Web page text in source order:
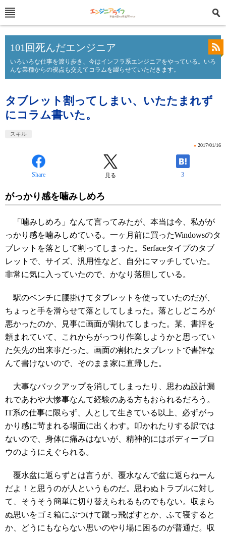
101回死んだエンジニア
いろいろな仕事を渡り歩き、今はインフラ系エンジニアをやっている。いろ
んな業種からの視点も交えてコラムを綴らせていただきます。
タブレット割ってしまい、いたたまれず
にコラム書いた。
スキル
» 2017/01/16
Share 見る 3
がっかり感を噛みしめろ
「噛みしめろ」なんて言ってみたが、本当は今、私がが
っかり感を噛みしめている。一ヶ月前に買ったWindowsのタ
ブレットを落として割ってしまった。Serfaceタイプのタブ
レットで、サイズ、汎用性など、自分にマッチしていた。
非常に気に入っていたので、かなり落胆している。
駅のベンチに腰掛けてタブレットを使っていたのだが、
ちょっと手を滑らせて落としてしまった。落としどころが
悪かったのか、見事に画面が割れてしまった。某、書評を
頼まれていて、これからがっつり作業しようかと思ってい
た矢先の出来事だった。画面の割れたタブレットで書評な
んて書けないので、そのまま家に直帰した。
大事なバックアップを消してしまったり、思わぬ設計漏
れであわや大惨事なんて経験のある方もおられるだろう。
IT系の仕事に限らず、人として生きている以上、必ずがっ
かり感に苛まれる場面に出くわす。叩かれたりする訳では
ないので、身体に痛みはないが、精神的にはボディーブロ
ウのようにえぐられる。
覆水盆に返らずとは言うが、覆水なんで盆に返らねーん
だよ！と思うのが人というものだ。思わぬトラブルに対し
て、そうそう簡単に切り替えられるものでもない。収まら
ぬ思いをゴミ箱にぶつけて蹴っ飛ばすとか、ふて寝すると
か、どうにもならない思いのやり場に困るのが普通だ。収